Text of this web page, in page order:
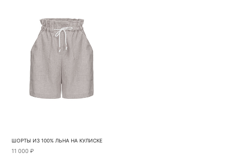
ШОРТЫ ИЗ 100% ЛЬНА НА КУЛИСКЕ
11 000 ₽